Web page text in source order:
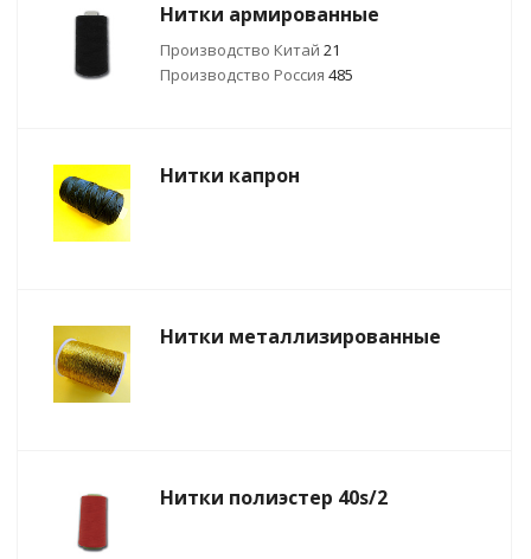
Нитки армированные
Производство Китай 21
Производство Россия 485
Нитки капрон
Нитки металлизированные
Нитки полиэстер 40s/2